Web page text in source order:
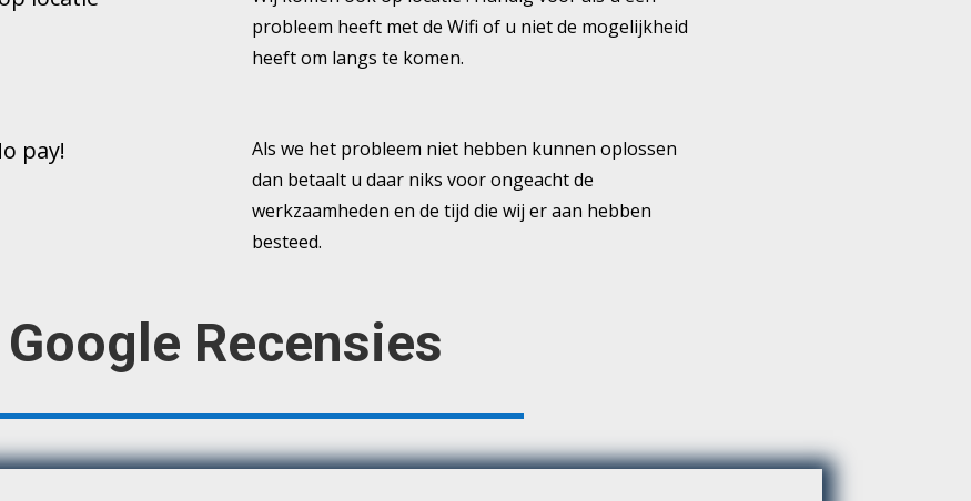
probleem heeft met de Wifi of u niet de mogelijkheid
heeft om langs te komen.
pay!
Als we het probleem niet hebben kunnen oplossen
dan betaalt u daar niks voor ongeacht de
werkzaamheden en de tijd die wij er aan hebben
besteed.
Google Recensies